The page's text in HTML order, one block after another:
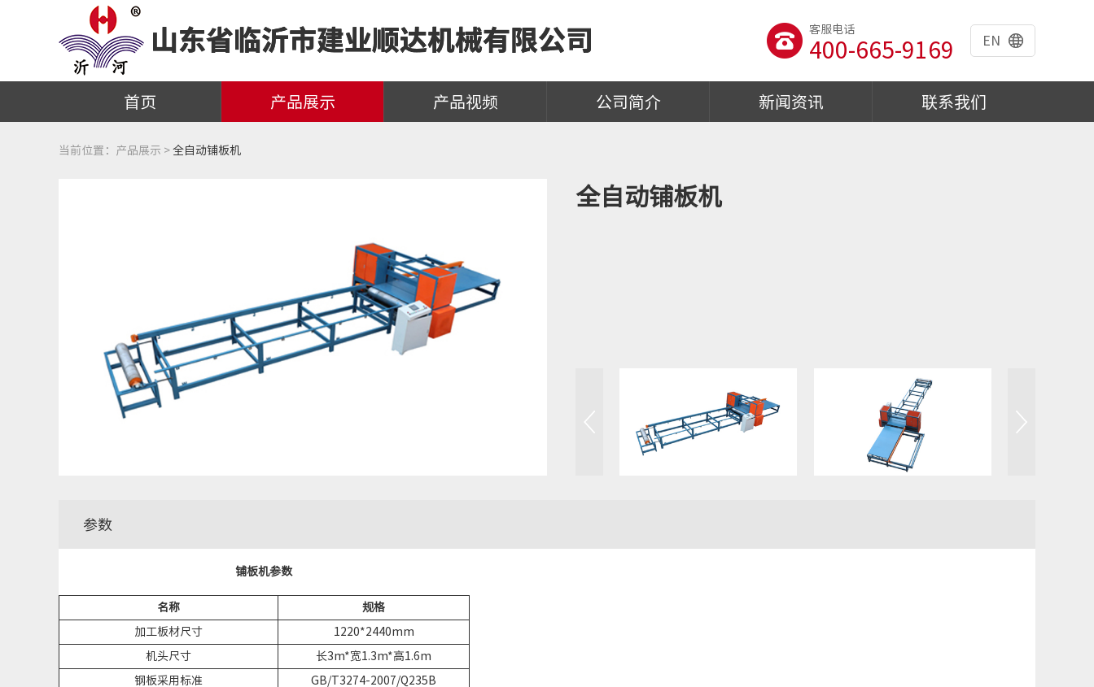
客服电话
400-665-9169 EN
首页 产品展示 产品视频 公司简介 新闻资讯 联系我们
当前位置： 产品展示 > 全自动铺板机
全自动铺板机
参数
铺板机参数
名称 规格
加工板材尺寸 1220*2440mm
机头尺寸 长3m*宽1.3m*高1.6m
钢板采用标准 GB/T3274-2007/Q235B